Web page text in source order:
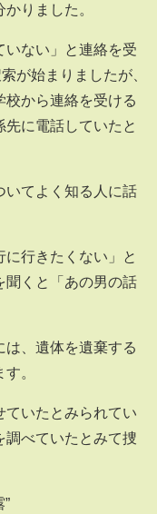
りました。
いない」と連絡を受
が始まりましたが、
から連絡を受ける
に電話していたと
いてよく知る人に話
行きたくない」と
聞くと「あの男の話
は、遺体を遺棄する
。
ていたとみられてい
調べていたとみて捜